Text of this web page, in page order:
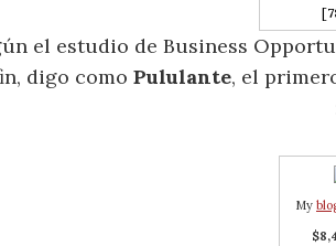
[
el estudio de Business
digo como Pululante, el
My